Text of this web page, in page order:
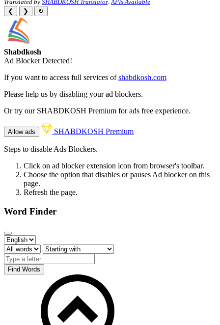
Translated by SHABDKOSH Translator. APIs Available
❮
❯ ↻
Shabdkosh
Ad Blocker Detected!
If you want to access full services ofshabdkosh.com
Please help us by disabling your ad blockers.
Or try our SHABDKOSH Premium for ads free experience.
Allow ads SHABDKOSH Premium
Steps to disable Ads Blockers.
Click on ad blocker extension icon from browser's toolbar.
Choose the option that disables or pauses Ad blocker on this
page.
Refresh the page.
Word Finder
Find Words